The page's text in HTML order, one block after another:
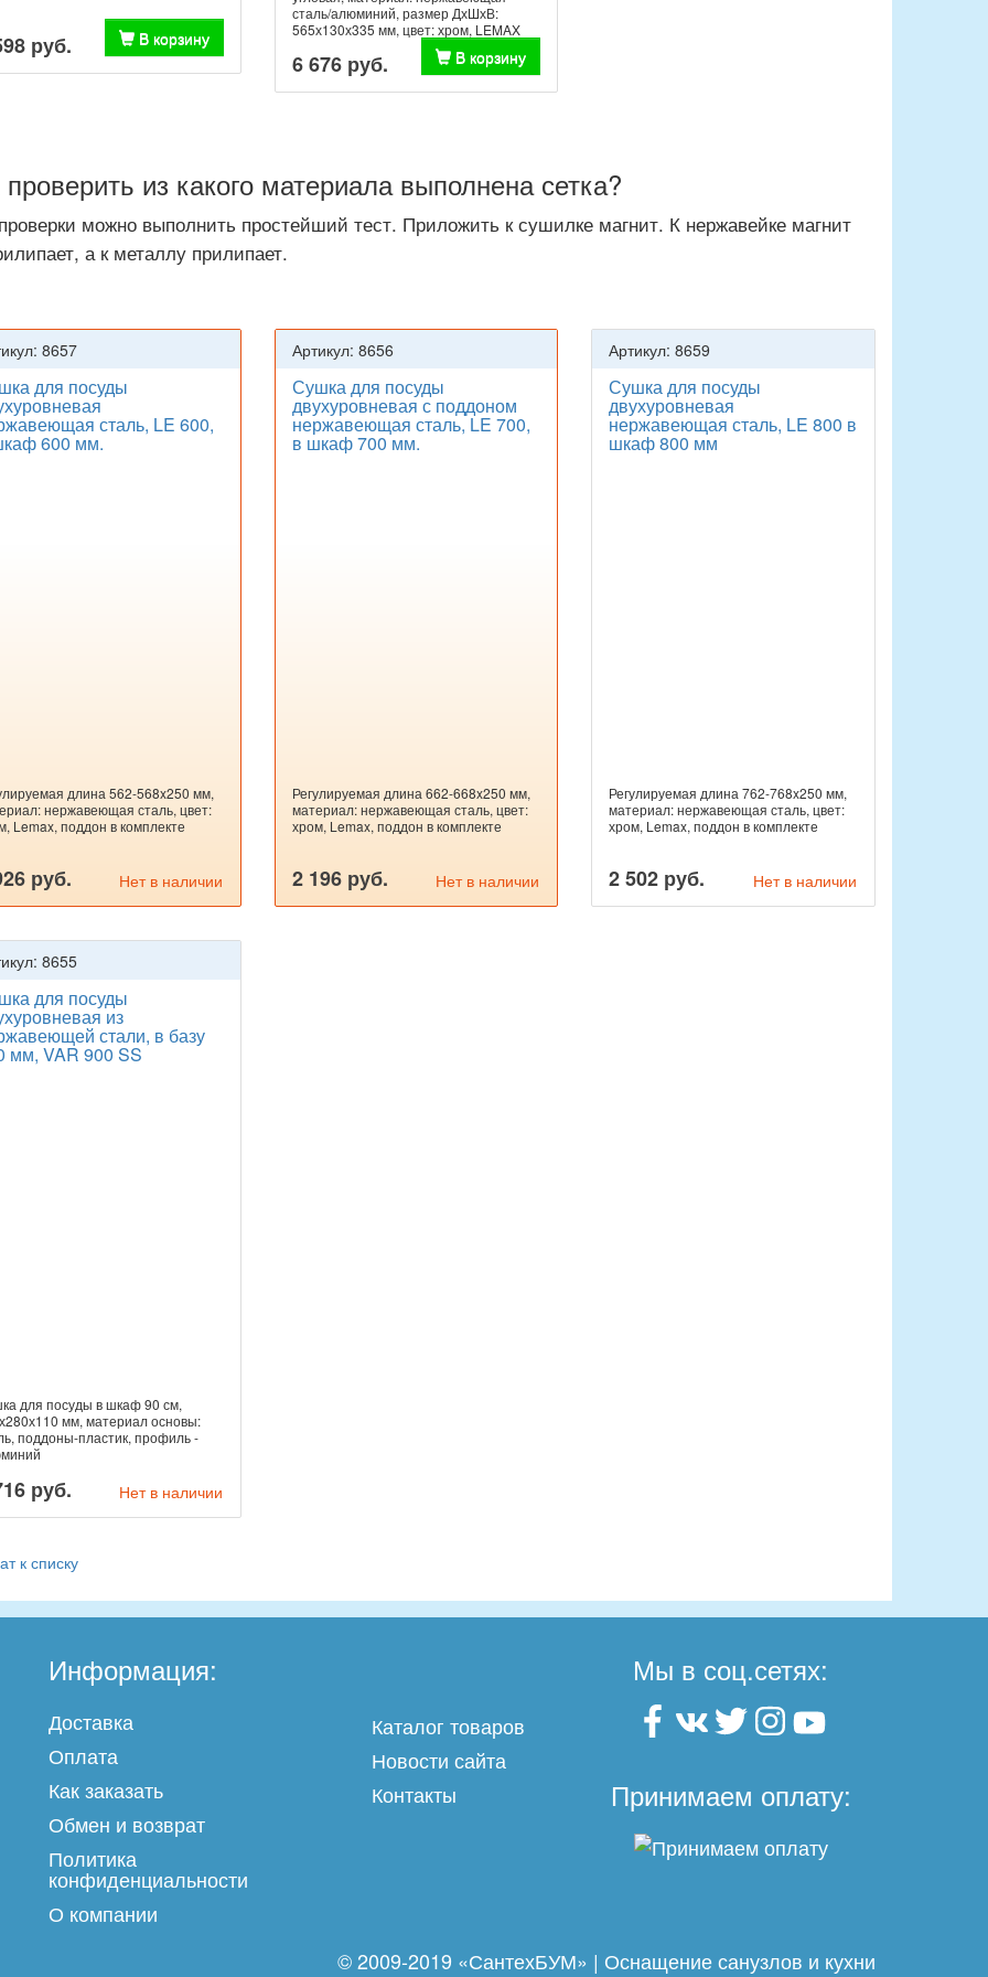
руб. В корзину
сталь/алюминий, размер ДхШхВ:
565х130х335 мм, цвет: хром, LEMAX
6 676 руб. В корзину
проверить из какого материала выполнена сетка?
можно выполнить простейший тест. Приложить к сушилке магнит. К нержавейке магнит
а к металлу прилипает.
8657
для посуды
сталь, LE 600,
600 мм.
длина 562-568x250 мм,
нержавеющая сталь, цвет:
Lemax, поддон в комплекте
руб. Нет в наличии
Артикул: 8656
Сушка для посуды
двухуровневая с поддоном
нержавеющая сталь, LE 700,
в шкаф 700 мм.
Регулируемая длина 662-668x250 мм,
материал: нержавеющая сталь, цвет:
хром, Lemax, поддон в комплекте
2 196 руб. Нет в наличии
Артикул: 8659
Сушка для посуды
двухуровневая
нержавеющая сталь, LE 800 в
шкаф 800 мм
Регулируемая длина 762-768x250 мм,
материал: нержавеющая сталь, цвет:
хром, Lemax, поддон в комплекте
2 502 руб. Нет в наличии
8655
для посуды
из
стали, в базу
мм, VAR 900 SS
для посуды в шкаф 90 см,
мм, материал основы:
поддоны-пластик, профиль -
руб. Нет в наличии
к списку
Информация:
Доставка
Оплата
Как заказать
Обмен и возврат
Политика
конфиденциальности
О компании
Каталог товаров
Новости сайта
Контакты
Мы в соц.сетях:
Принимаем оплату:
© 2009-2019 «СантехБУМ» | Оснащение санузлов и кухни